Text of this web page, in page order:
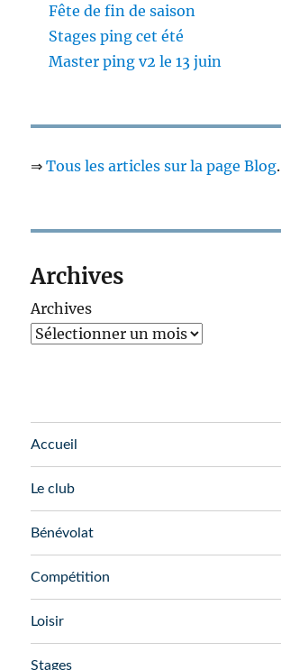
Fête de fin de saison
Stages ping cet été
Master ping v2 le 13 juin
⇒Tous les articles sur la page Blog.
Archives
Archives
Accueil
Le club
Bénévolat
Compétition
Loisir
Stages